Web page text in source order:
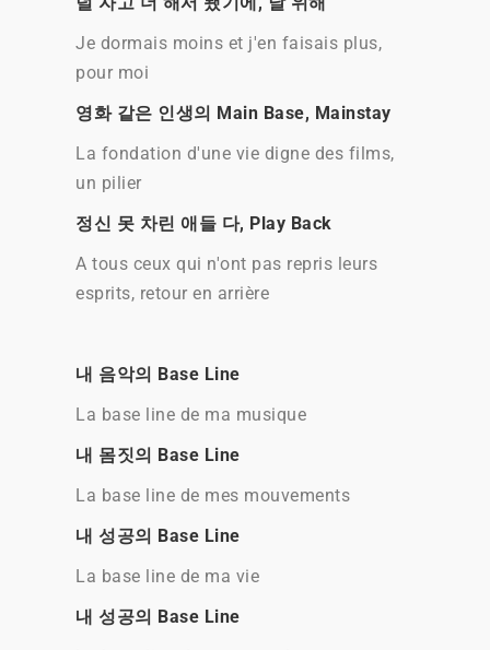
Je dormais moins et j'en faisais plus,
pour moi
영화 같은 인생의 Main Base, Mainstay
La fondation d'une vie digne des films,
un pilier
정신 못 차린 애들 다, Play Back
A tous ceux qui n'ont pas repris leurs
esprits, retour en arrière
내 음악의 Base Line
La base line de ma musique
내 몸짓의 Base Line
La base line de mes mouvements
내 성공의 Base Line
La base line de ma vie
내 성공의 Base Line